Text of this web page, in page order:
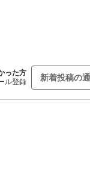
った方
ル登録
新着投稿の